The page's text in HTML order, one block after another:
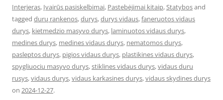
Interjeras, Įvairūs pasiskelbimai, Pastebėjimai kitaip,Statybosand
tagged durų rankenos,durys,durys vidaus,faneruotos vidaus
durys, kietmedzio masyvo durys, laminuotos vidaus durys,
medines durys, medines vidaus durys, nematomos durys,
pasleptos durys, pigios vidaus durys, plastikines vidaus durys,
spygliuociu masyvo durys,stiklines vidaus durys,vidaus duru
rusys,vidaus durys,vidaus karkasines durys,vidaus skydines durys
on 2024-12-27.